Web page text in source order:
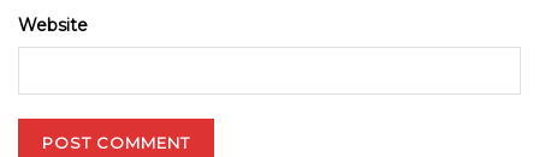
Website